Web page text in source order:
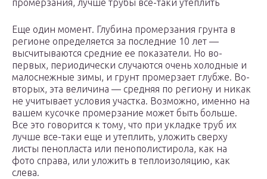
промерзания, лучше трубы все-таки утеплить
Еще один момент. Глубина промерзания грунта в
регионе определяется за последние 10 лет —
высчитываются средние ее показатели. Но во-
первых, периодически случаются очень холодные и
малоснежные зимы, и грунт промерзает глубже. Во-
вторых, эта величина — средняя по региону и никак
не учитывает условия участка. Возможно, именно на
вашем кусочке промерзание может быть больше.
Все это говорится к тому, что при укладке труб их
лучше все-таки еще и утеплить, уложить сверху
листы пенопласта или пенополистирола, как на
фото справа, или уложить в теплоизоляцию, как
слева.